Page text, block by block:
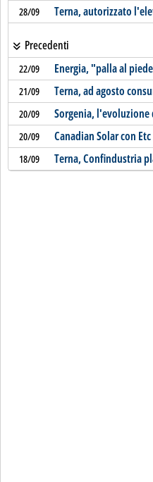
28/09 Terna, autorizzato
Precedenti
22/09 Energia, "palla al
21/09 Terna, ad agosto
20/09 Sorgenia,
20/09 Canadian Solar con
18/09 Terna, Confindustria